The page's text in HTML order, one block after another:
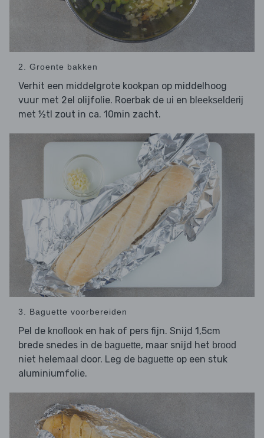
2. Groente bakken
Verhit een middelgrote kookpan op middelhoog
vuur met 2el olijfolie. Roerbak de ui en bleekselderij
met ½tl zout in ca. 10min zacht.
3. Baguette voorbereiden
Pel de knoflook en hak of pers fijn. Snijd 1,5cm
brede snedes in de baguette, maar snijd het brood
niet helemaal door. Leg de baguette op een stuk
aluminiumfolie.